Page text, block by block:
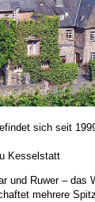
sich seit
Kesselstatt
und Ruwer – das
mehrere